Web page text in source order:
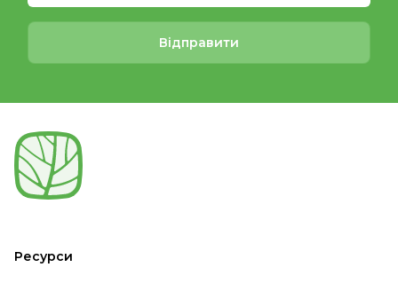
Відправити
Ресурси